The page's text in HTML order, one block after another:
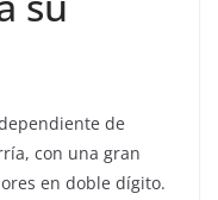
de
con una gran
en doble dígito.